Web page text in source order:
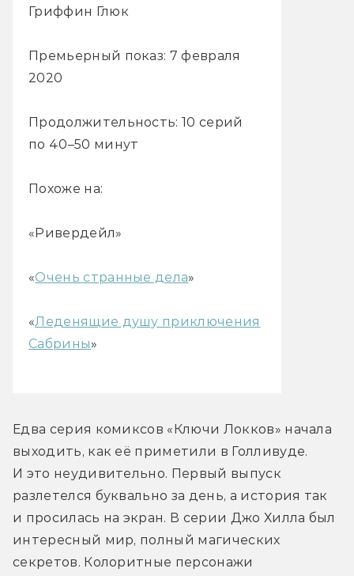
Гриффин Глюк
Премьерный показ: 7 февраля
2020
Продолжительность: 10 серий
по 40–50 минут
Похоже на:
«Ривердейл»
«Очень странные дела»
«Леденящие душу приключения
Сабрины»
Едва серия комиксов «Ключи Локков» начала
выходить, как её приметили в Голливуде.
И это неудивительно. Первый выпуск
разлетелся буквально за день, а история так
и просилась на экран. В серии Джо Хилла был
интересный мир, полный магических
секретов. Колоритные персонажи